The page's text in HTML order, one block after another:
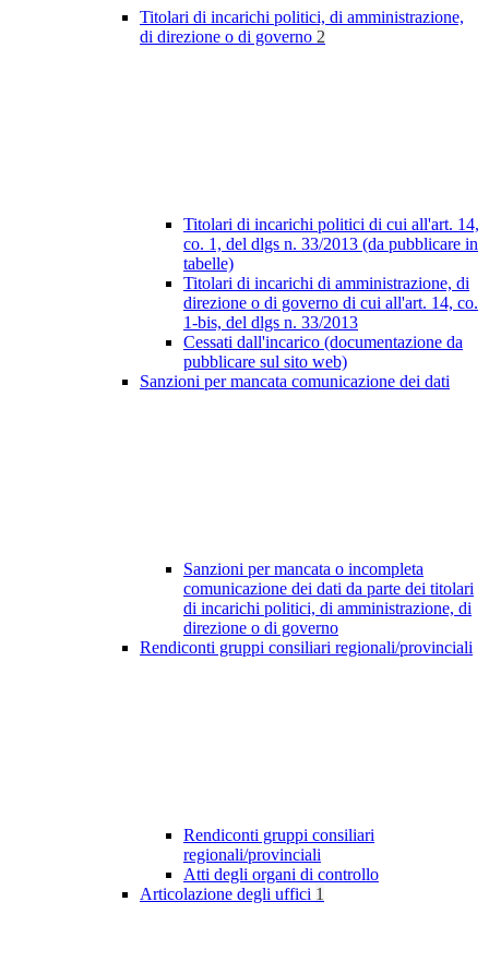
Titolari di incarichi politici, di amministrazione,
di direzione o di governo 2
Titolari di incarichi politici di cui all'art. 14,
co. 1, del dlgs n. 33/2013 (da pubblicare in
tabelle)
Titolari di incarichi di amministrazione, di
direzione o di governo di cui all'art. 14, co.
1-bis, del dlgs n. 33/2013
Cessati dall'incarico (documentazione da
pubblicare sul sito web)
Sanzioni per mancata comunicazione dei dati
Sanzioni per mancata o incompleta
comunicazione dei dati da parte dei titolari
di incarichi politici, di amministrazione, di
direzione o di governo
Rendiconti gruppi consiliari regionali/provinciali
Rendiconti gruppi consiliari
regionali/provinciali
Atti degli organi di controllo
Articolazione degli uffici 1